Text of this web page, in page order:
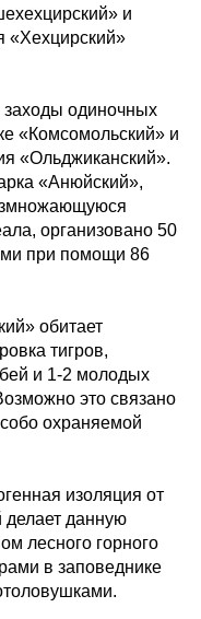
и
«Хехцирский»
одиночных
«Комсомольский» и
«Ольджиканский».
«Анюйский»,
организовано 50
при помощи 86
обитает
тигров,
и 1-2 молодых
это связано
охраняемой
изоляция от
делает данную
лесного горного
в заповеднике